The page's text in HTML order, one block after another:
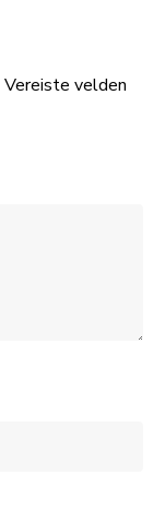
Vereiste velden